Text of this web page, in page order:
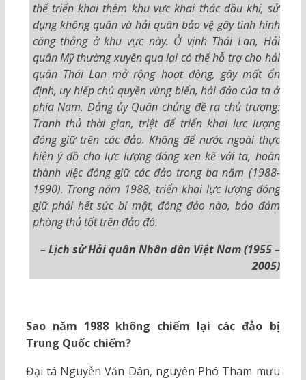
thể triển khai thêm khu vực khai thác dầu khí, sử
dụng không quân và hải quân bảo vệ gây tình hình
căng thẳng ở khu vực này. Ở vịnh Thái Lan, Hải
quân Mỹ thường xuyên qua lại có thể hỗ trợ cho hải
quân Thái Lan mở rộng hoạt động, gây mất ổn
định, uy hiếp chủ quyền vùng biển, hải đảo của ta ở
phía Nam. Đảng ủy Quân chủng đề ra chủ trương:
Tranh thủ thời gian, triệt để triển khai lực lượng
đóng giữ trên các đảo. Không để nước ngoài thực
hiện ý đồ cho lực lượng đóng xen kẽ với ta, hoàn
thành việc đóng giữ các đảo trong ba năm (1988-
1990). Trong năm 1988, triển khai lực lượng đóng
giữ phải hết sức bí mật, đóng đảo nào, bảo đảm
phòng thủ tốt trên đảo đó.
– Lịch sử Hải quân Nhân dân Việt Nam (1955 –
2005)
Sao năm 1988 không chiếm lại các đảo bị
Trung Quốc chiếm?
Đại tá Nguyễn Văn Dân, nguyên Phó Tham mưu